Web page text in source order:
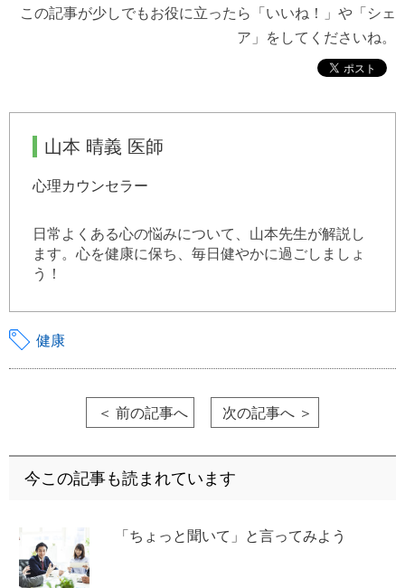
この記事が少しでもお役に立ったら「いいね！」や「シェ
ア」をしてくださいね。
山本 晴義 医師
心理カウンセラー
日常よくある心の悩みについて、山本先生が解説し
ます。心を健康に保ち、毎日健やかに過ごしましょ
う！
健康
＜ 前の記事へ 次の記事へ ＞
今この記事も読まれています
「ちょっと聞いて」と言ってみよう